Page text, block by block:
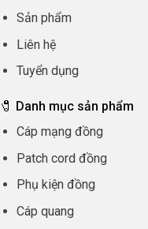
Sản phẩm
Liên hệ
Tuyển dụng
🧷 Danh mục sản phẩm
Cáp mạng đồng
Patch cord đồng
Phụ kiện đồng
Cáp quang